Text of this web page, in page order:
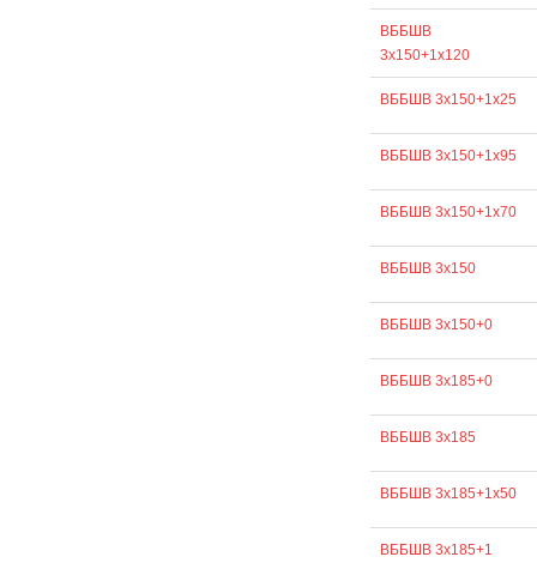
ВББШВ
3х150+1х120
ВББШВ 3х150+1х25
ВББШВ 3х150+1х95
ВББШВ 3х150+1х70
ВББШВ 3х150
ВББШВ 3х150+0
ВББШВ 3х185+0
ВББШВ 3х185
ВББШВ 3х185+1х50
ВББШВ 3х185+1